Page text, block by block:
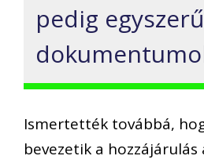
pedig
Ismertették továbbá,
bevezetik a hozzájárulás